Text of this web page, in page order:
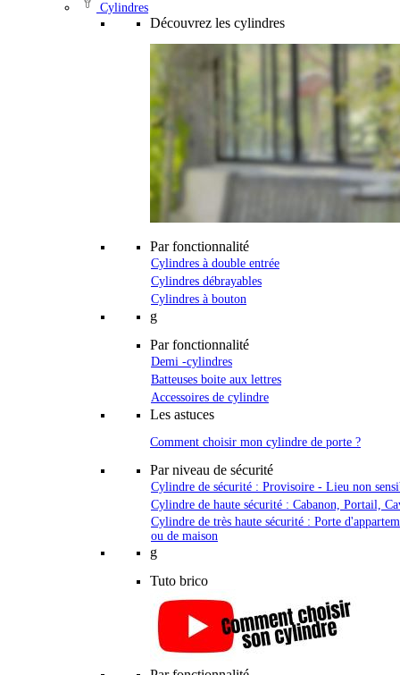
Cylindres
Découvrez les cylindres
Par fonctionnalité
Cylindres à double entrée
Cylindres débrayables
Cylindres à bouton
g
Par fonctionnalité
Demi -cylindres
Batteuses boite aux lettres
Accessoires de cylindre
Les astuces
Comment choisir mon cylindre de porte ?
Par niveau de sécurité
Cylindre de sécurité : Provisoire - Lieu non
Cylindre de haute sécurité : Cabanon, Portail,
Cylindre de très haute sécurité : Porte
ou de maison
g
Tuto brico